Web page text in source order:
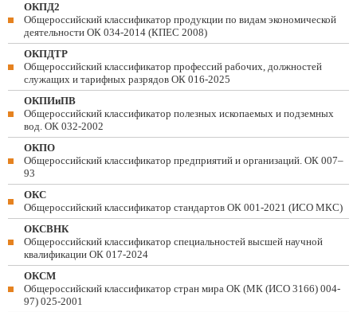
ОКПД2
Общероссийский классификатор продукции по видам экономической
деятельности ОК 034-2014 (КПЕС 2008)
ОКПДТР
Общероссийский классификатор профессий рабочих, должностей
служащих и тарифных разрядов ОК 016-2025
ОКПИиПВ
Общероссийский классификатор полезных ископаемых и подземных
вод. ОК 032-2002
ОКПО
Общероссийский классификатор предприятий и организаций. ОК 007–
93
ОКС
Общероссийский классификатор стандартов ОК 001-2021 (ИСО МКС)
ОКСВНК
Общероссийский классификатор специальностей высшей научной
квалификации ОК 017-2024
ОКСМ
Общероссийский классификатор стран мира ОК (МК (ИСО 3166) 004-
97) 025-2001